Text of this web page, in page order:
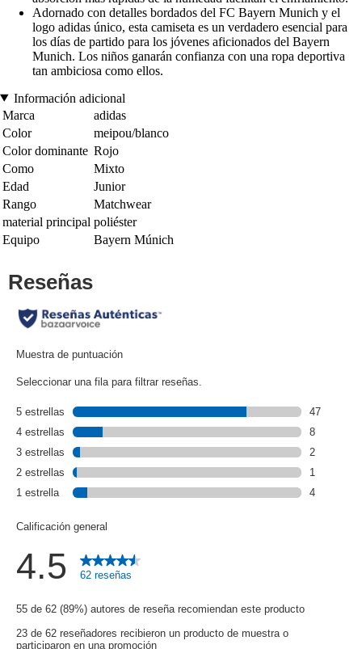
Adornado con detalles bordados del FC Bayern Munich y el
logo adidas único, esta camiseta es un verdadero esencial para
los días de partido para los jóvenes aficionados del Bayern
Munich. Los niños ganarán confianza con una ropa deportiva
tan ambiciosa como ellos.
Información adicional
Marca
adidas
Color
meipou/blanco
Color dominante Rojo
Como
Mixto
Edad
Junior
Rango
Matchwear
material principal poliéster
Equipo
Bayern Múnich